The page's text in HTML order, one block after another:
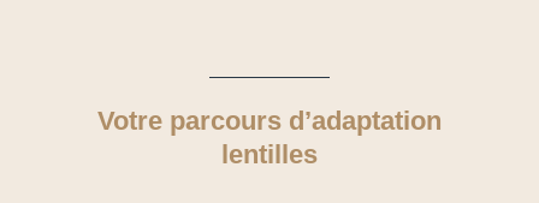
Votre parcours d’adaptation
lentilles